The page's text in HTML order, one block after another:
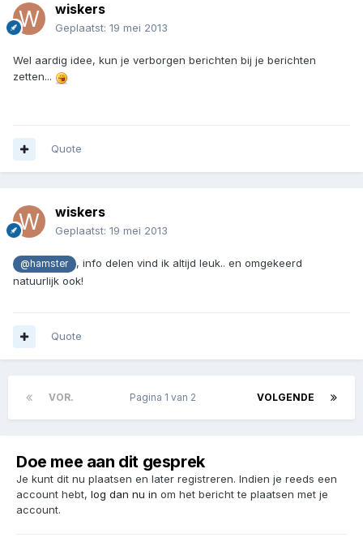
wiskers
Geplaatst: 19 mei 2013
Wel aardig idee, kun je verborgen berichten bij je berichten
zetten...
Quote
wiskers
Geplaatst: 19 mei 2013
@hamster
, info delen vind ik altijd leuk.. en omgekeerd
natuurlijk ook!
Quote
VOR. VOLGENDE
Pagina 1 van 2
Doe mee aan dit gesprek
Je kunt dit nu plaatsen en later registreren. Indien je reeds een
account hebt, log dan nu in om het bericht te plaatsen met je
account.